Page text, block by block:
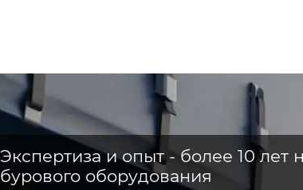
Экспертиза и опыт - более 10 лет
бурового оборудования